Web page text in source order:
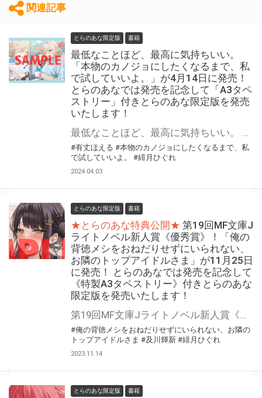
関連記事
とらのあな限定版 書籍
最低なことほど、最高に気持ちいい。
「本物のカノジョにしたくなるまで、私
で試していいよ。」が4月14日に発売！
とらのあなでは発売を記念して「A3タペ
ストリー」付きとらのあな限定版を発売
いたします！
#有丈ほえる #本物のカノジョにしたくなるまで、私
で試していいよ。
#緋月ひぐれ
2024.04.03
とらのあな限定版 書籍
★とらのあな特典公開★ 第19回MF文庫J
ライトノベル新人賞《優秀賞》！「俺の
背徳メシをおねだりせずにいられない、
お隣のトップアイドルさま」が11月25日
に発売！ とらのあなでは発売を記念して
《特製A3タペストリー》付きとらのあな
限定版を発売いたします！
#俺の背徳メシをおねだりせずにいられない、お隣の
トップアイドルさま #及川輝新 #緋月ひぐれ
2023.11.14
とらのあな限定版 書籍